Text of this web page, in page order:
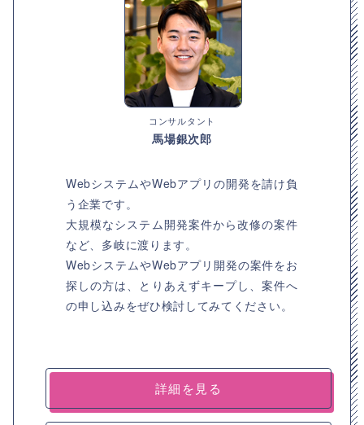
コンサルタント
馬場銀次郎
WebシステムやWebアプリの開発を請け負
う企業です。
大規模なシステム開発案件から改修の案件
など、多岐に渡ります。
WebシステムやWebアプリ開発の案件をお
探しの方は、とりあえずキープし、案件へ
の申し込みをぜひ検討してみてください。
詳細を見る